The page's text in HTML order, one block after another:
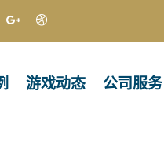
游戏动态 公司服务